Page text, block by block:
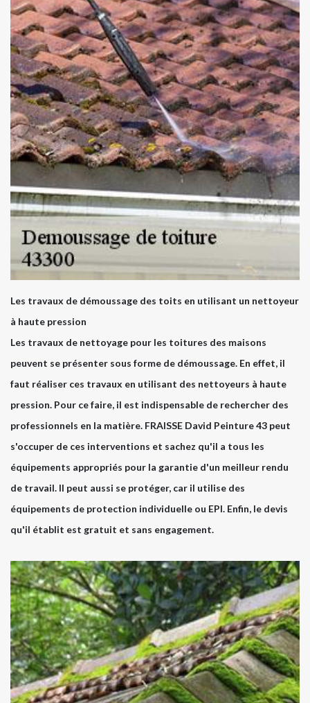
Les travaux de démoussage des toits en utilisant un nettoyeur
à haute pression
Les travaux de nettoyage pour les toitures des maisons
peuvent se présenter sous forme de démoussage. En effet, il
faut réaliser ces travaux en utilisant des nettoyeurs à haute
pression. Pour ce faire, il est indispensable de rechercher des
professionnels en la matière. FRAISSE David Peinture 43 peut
s'occuper de ces interventions et sachez qu'il a tous les
équipements appropriés pour la garantie d'un meilleur rendu
de travail. Il peut aussi se protéger, car il utilise des
équipements de protection individuelle ou EPI. Enfin, le devis
qu'il établit est gratuit et sans engagement.